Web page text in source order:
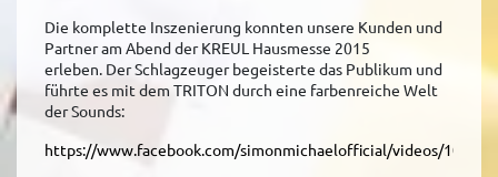
Die komplette Inszenierung konnten unsere Kunden und
Partner am Abend der KREUL Hausmesse 2015
erleben. Der Schlagzeuger begeisterte das Publikum und
führte es mit dem TRITON durch eine farbenreiche Welt
der Sounds:
https://www.facebook.com/simonmichaelofficial/videos/